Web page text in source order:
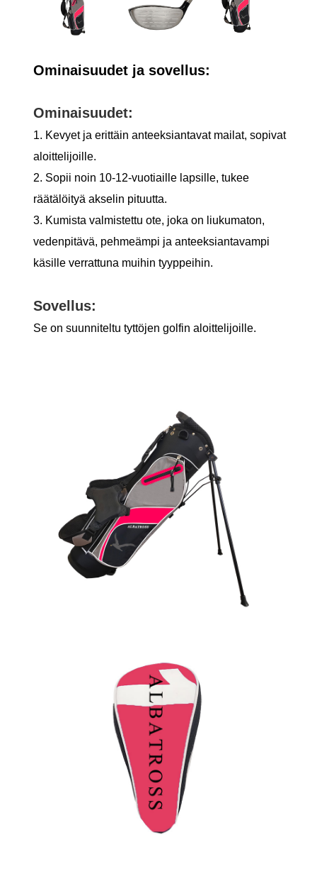
Ominaisuudet ja sovellus:
Ominaisuudet:
1. Kevyet ja erittäin anteeksiantavat mailat, sopivat
aloittelijoille.
2. Sopii noin 10-12-vuotiaille lapsille, tukee
räätälöityä akselin pituutta.
3. Kumista valmistettu ote, joka on liukumaton,
vedenpitävä, pehmeämpi ja anteeksiantavampi
käsille verrattuna muihin tyyppeihin.
Sovellus:
Se on suunniteltu tyttöjen golfin aloittelijoille.